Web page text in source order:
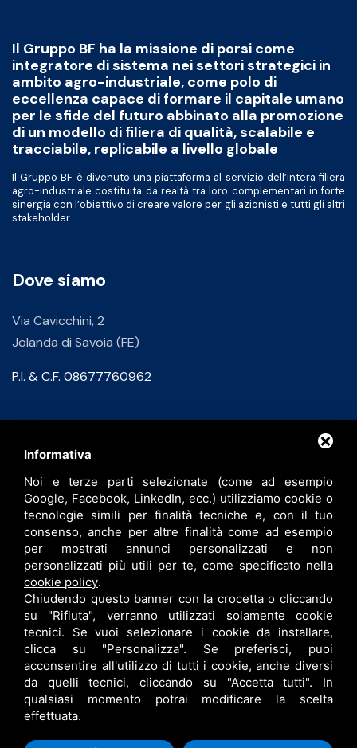
Il Gruppo BF ha la missione di porsi come
integratore di sistema nei settori strategici in
ambito agro-industriale, come polo di
eccellenza capace di formare il capitale umano
per le sfide del futuro abbinato alla promozione
di un modello di filiera di qualità, scalabile e
tracciabile, replicabile a livello globale
Il Gruppo BF è divenuto una piattaforma al servizio dell’intera filiera
agro-industriale costituita da realtà tra loro complementari in forte
sinergia con l’obiettivo di creare valore per gli azionisti e tutti gli altri
stakeholder.
Dove siamo
Via Cavicchini, 2
Jolanda di Savoia (FE)
P.I. & C.F. 08677760962
info@bfspa.it
+39 0532 836102
Lavora con noi
B.F. S.P.A. © •PRIVACY•CONTITOLARITÀ•
RESPONSABILE DEL TRATTAMENTO
• SITEMAP• QUESTO SITO È PROTETTO DA GOOGLE RECAPTCHA V3,
PRIVACY POLICYETERMS OF SERVICEDI GOOGLE.
Informativa
Noi e terze parti selezionate (come ad esempio
Google, Facebook, LinkedIn, ecc.) utilizziamo cookie o
tecnologie simili per finalità tecniche e, con il tuo
consenso, anche per altre finalità come ad esempio
per mostrati annunci personalizzati e non
personalizzati più utili per te, come specificato nella
cookie policy.
Chiudendo questo banner con la crocetta o cliccando
su "Rifiuta", verranno utilizzati solamente cookie
tecnici. Se vuoi selezionare i cookie da installare,
clicca su "Personalizza". Se preferisci, puoi
acconsentire all'utilizzo di tutti i cookie, anche diversi
da quelli tecnici, cliccando su "Accetta tutti". In
qualsiasi momento potrai modificare la scelta
effettuata.